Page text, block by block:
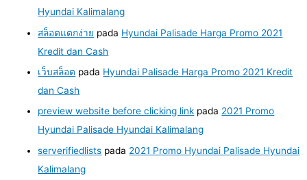
Hyundai Kalimalang
สล็อตแตกง่าย pada Hyundai Palisade Harga Promo 2021
Kredit dan Cash
เว็บสล็อต pada Hyundai Palisade Harga Promo 2021 Kredit
dan Cash
preview website before clicking link pada 2021 Promo
Hyundai Palisade Hyundai Kalimalang
serverifiedlists pada 2021 Promo Hyundai Palisade Hyundai
Kalimalang